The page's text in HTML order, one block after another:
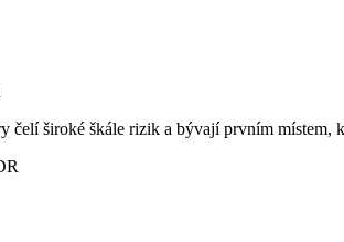
čelí široké škále rizik a bývají prvním